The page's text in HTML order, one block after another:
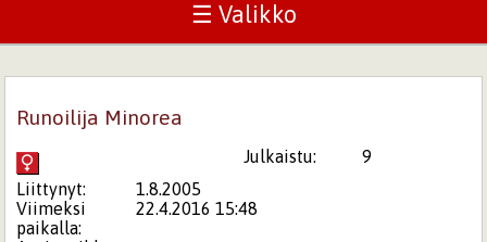
☰ Valikko
Runoilija Minorea
Julkaistu:
9
Liittynyt:
1.8.2005
Viimeksi
paikalla:
22.4.2016 15:48